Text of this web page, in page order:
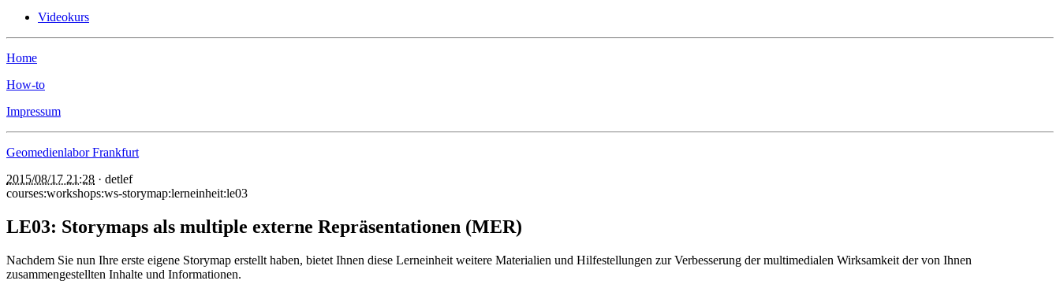
Videokurs
Home
How-to
Impressum
Geomedienlabor Frankfurt
2015/08/17 21:28 · detlef
courses:workshops:ws-storymap:lerneinheit:le03
LE03: Storymaps als multiple externe Repräsentationen (MER)
Nachdem Sie nun Ihre erste eigene Storymap erstellt haben, bietet Ihnen diese Lerneinheit weitere Materialien und Hilfestellungen zur Verbesserung der multimedialen Wirksamkeit der von Ihnen
zusammengestellten Inhalte und Informationen.